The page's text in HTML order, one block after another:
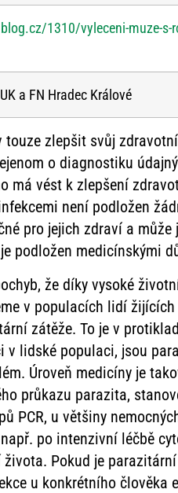
1310/vyleceni-muze-s-
a FN Hradec Králové
zlepšit svůj
o diagnostiku
má vést k zlepšení
není podložen
pro jejich zdraví a
podložen medicínskými
že díky vysoké
v populacích lidí
zátěže. To je v
v lidské populaci, jsou
Úroveň medicíny je
průkazu parazita,
PCR, u většiny
po intenzivní léčbě
Pokud je
u konkrétního člověka